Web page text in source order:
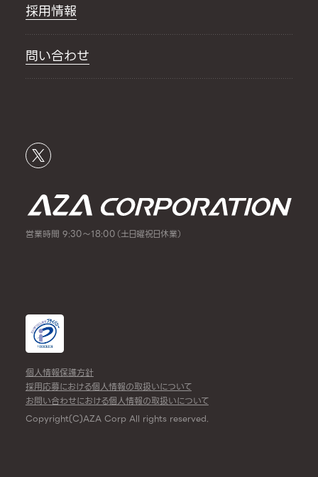
採用情報
問い合わせ
営業時間 9:30～18:00（土日曜祝日休業）
個人情報保護方針
採用応募における個人情報の取扱いについて
お問い合わせにおける個人情報の取扱いについて
Copyright(C)AZA Corp All rights reserved.